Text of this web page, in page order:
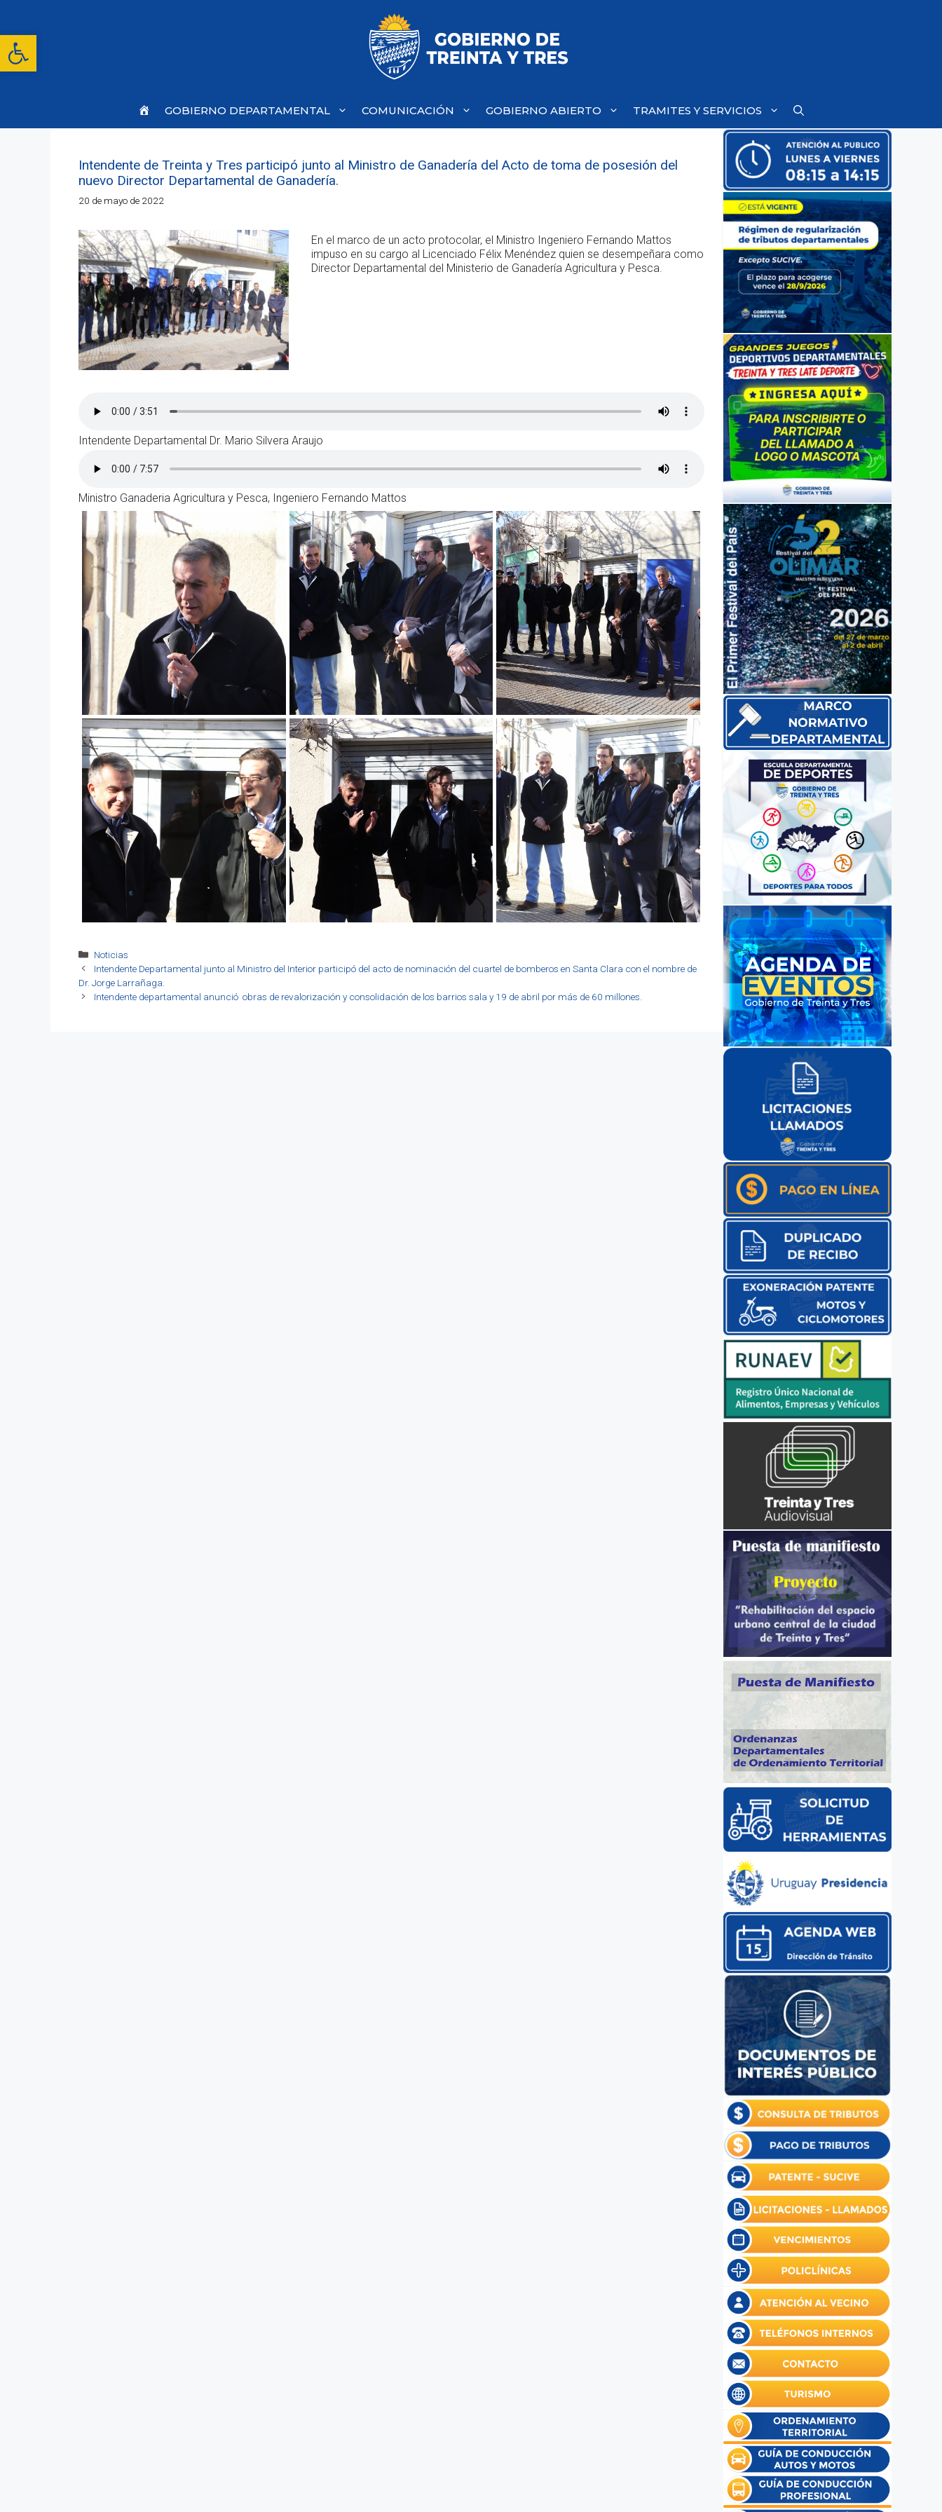
Abrir barra de herramientas
contenido
Inicio
GOBIERNO DEPARTAMENTAL COMUNICACIÓN GOBIERNO ABIERTO TRAMITES Y SERVICIOS
Intendente de Treinta y Tres participó junto al Ministro de Ganadería del Acto de toma de posesión del
nuevo Director Departamental de Ganadería.
20 de mayo de 2022
En el marco de un acto protocolar, el Ministro Ingeniero Fernando Mattos
impuso en su cargo al Licenciado Félix Menéndez quien se desempeñara como
Director Departamental del Ministerio de Ganadería Agricultura y Pesca.
Intendente Departamental Dr. Mario Silvera Araujo
Ministro Ganaderia Agricultura y Pesca, Ingeniero Fernando Mattos
Categorías
Noticias
Intendente Departamental junto al Ministro del Interior participó del acto de nominación del cuartel de bomberos en Santa Clara con el nombre de
Dr. Jorge Larrañaga.
Intendente departamental anunció obras de revalorización y consolidación de los barrios sala y 19 de abril por más de 60 millones.